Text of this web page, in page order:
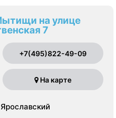
на улице
7
+7(495)822-49-09
На карте